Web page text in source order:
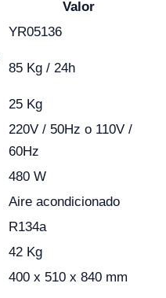
Valor
YR05136
85 Kg / 24h
25 Kg
220V / 50Hz o 110V /
60Hz
480 W
Aire acondicionado
R134a
42 Kg
400 x 510 x 840 mm